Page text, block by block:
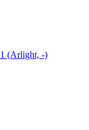
(Arlight, -)